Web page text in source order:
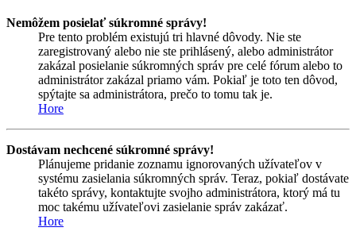
Nemôžem posielať súkromné správy!
Pre tento problém existujú tri hlavné dôvody. Nie ste
zaregistrovaný alebo nie ste prihlásený, alebo administrátor
zakázal posielanie súkromných správ pre celé fórum alebo to
administrátor zakázal priamo vám. Pokiaľ je toto ten dôvod,
spýtajte sa administrátora, prečo to tomu tak je.
Hore
Dostávam nechcené súkromné správy!
Plánujeme pridanie zoznamu ignorovaných užívateľov v
systému zasielania súkromných správ. Teraz, pokiaľ dostávate
takéto správy, kontaktujte svojho administrátora, ktorý má tu
moc takému užívateľovi zasielanie správ zakázať.
Hore